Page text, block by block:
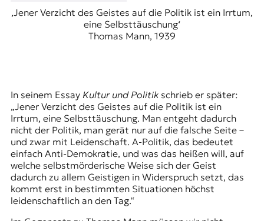
,Jener Verzicht des Geistes auf die Politik ist ein Irrtum,
eine Selbsttäuschung‘
Thomas Mann, 1939
In seinem Essay Kultur und Politikschrieb er später:
„Jener Verzicht des Geistes auf die Politik ist ein
Irrtum, eine Selbsttäuschung. Man entgeht dadurch
nicht der Politik, man gerät nur auf die falsche Seite –
und zwar mit Leidenschaft. A-Politik, das bedeutet
einfach Anti-Demokratie, und was das heißen will, auf
welche selbstmörderische Weise sich der Geist
dadurch zu allem Geistigen in Widerspruch setzt, das
kommt erst in bestimmten Situationen höchst
leidenschaftlich an den Tag.“